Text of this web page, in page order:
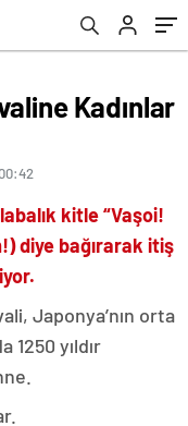
Kadınlar
kitle “Vaşoi!
diye bağırarak itiş
Japonya’nın orta
1250 yıldır